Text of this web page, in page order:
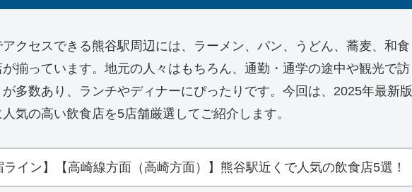
クセスできる熊谷駅周辺には、ラーメン、パン、うどん、蕎麦、和食
揃っています。地元の人々はもちろん、通勤・通学の途中や観光で訪
多数あり、ランチやディナーにぴったりです。今回は、2025年最新版
気の高い飲食店を5店舗厳選してご紹介します。
ライン】【高崎線方面（高崎方面）】熊谷駅近くで人気の飲食店5選！